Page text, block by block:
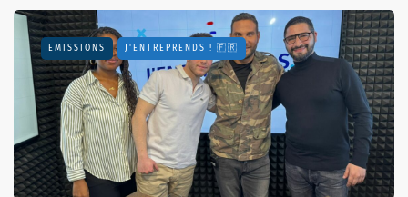
EMISSIONS J'ENTREPRENDS ! 🇫🇷